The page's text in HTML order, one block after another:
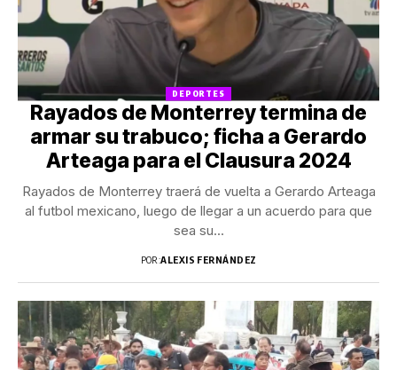
DEPORTES
Rayados de Monterrey termina de
armar su trabuco; ficha a Gerardo
Arteaga para el Clausura 2024
Rayados de Monterrey traerá de vuelta a Gerardo Arteaga
al futbol mexicano, luego de llegar a un acuerdo para que
sea su...
POR:ALEXIS FERNÁNDEZ